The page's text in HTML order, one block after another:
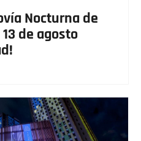
Nocturna de
de agosto